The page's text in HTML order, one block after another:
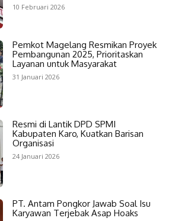
10 Februari 2026
Pemkot Magelang Resmikan Proyek
Pembangunan 2025, Prioritaskan
Layanan untuk Masyarakat
31 Januari 2026
Resmi di Lantik DPD SPMI
Kabupaten Karo, Kuatkan Barisan
Organisasi
24 Januari 2026
PT. Antam Pongkor Jawab Soal Isu
Karyawan Terjebak Asap Hoaks